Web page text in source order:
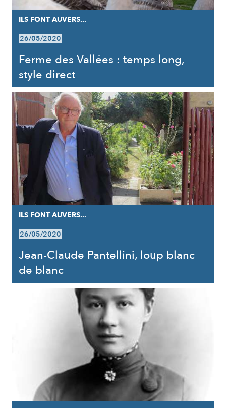
ILS FONT AUVERS...
26/05/2020
Ferme des Vallées : temps long,
style direct
ILS FONT AUVERS...
26/05/2020
Jean-Claude Pantellini, loup blanc
de blanc